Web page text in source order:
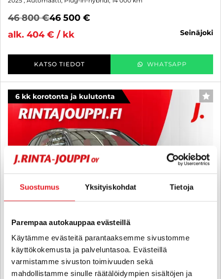
Suostumus Yksityiskohdat Tietoja
Parempaa autokauppaa evästeillä
Käytämme evästeitä parantaaksemme sivustomme
käyttökokemusta ja palveluntasoa. Evästeillä
varmistamme sivuston toimivuuden sekä
mahdollistamme sinulle räätälöidympien sisältöjen ja
46 800 €46 500 €
alk. 404 € / kk
seinäjoki
KATSO TIEDOT WHATSAPP
6 kk korotonta ja kulutonta
BMW 330
G21 Touring 330e xDrive A Charged Edition M Sport - 6 kk